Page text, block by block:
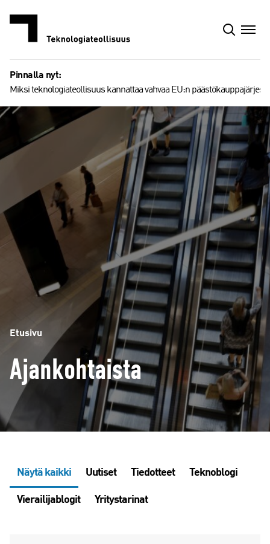
Pinnalla nyt:
Miksi teknologiateollisuus kannattaa vahvaa EU:n
Etusivu
Ajankohtaista
Näytä kaikki Uutiset Tiedotteet Teknoblogi
Vierailijablogit Yritystarinat